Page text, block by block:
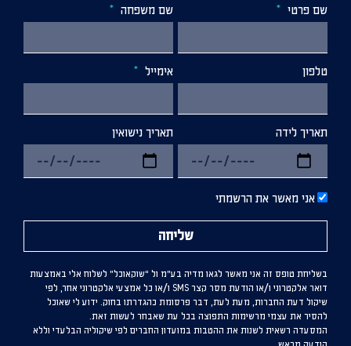
שם פרטי
שם משפחה
טלפון אימייל
תאריך לידה תאריך נישואין
אני מאשר את הרשמתי
שליחה
בשליחת טופס זה אני מאשר לגאו מדיה בע”מ ול “שוקאוכל” לשלוח אלי באמצעות
דואר אלקטרוני ו/או הודעת מסר קצר SMS ו/או כל אמצעי אלקטרוני אחר, לפי
שיקול דעת החברות, מעת לעת, דבר פרסומת כהגדרתו בחוק. ידוע לי שאוכל
להסיר את עצמי מרשימות התפוצה בכל עת שאבחר לעשות זאת.
המסעדה רשאית לשנות את ההטבות במועדון החברים לפי שיקוליה הבלעדי וללא